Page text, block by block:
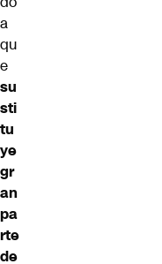
a
qu
e
su
sti
tu
ye
gr
an
pa
rte
de